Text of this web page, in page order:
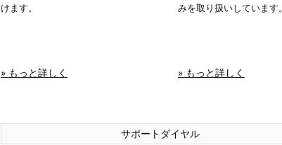
けます。
» もっと詳しく
みを取り扱いしています。
» もっと詳しく
サポートダイヤル